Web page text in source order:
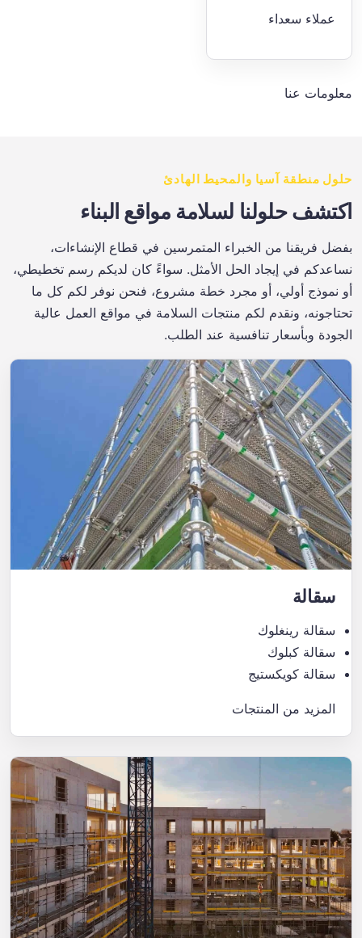
عملاء سعداء
معلومات عنا
حلول منطقة آسيا والمحيط الهادئ
اكتشف حلولنا لسلامة مواقع البناء
بفضل فريقنا من الخبراء المتمرسين في قطاع الإنشاءات،
نساعدكم في إيجاد الحل الأمثل. سواءً كان لديكم رسم تخطيطي،
أو نموذج أولي، أو مجرد خطة مشروع، فنحن نوفر لكم كل ما
تحتاجونه، ونقدم لكم منتجات السلامة في مواقع العمل عالية
الجودة وبأسعار تنافسية عند الطلب.
سقالة
سقالة رينغلوك
سقالة كبلوك
سقالة كويكستيج
المزيد من المنتجات